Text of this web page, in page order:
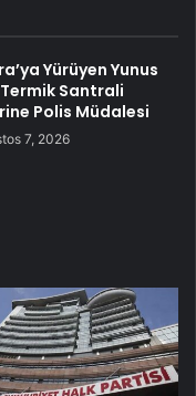
Yürüyen Yunus
Termik Santrali
Polis Müdalesi
7, 2026